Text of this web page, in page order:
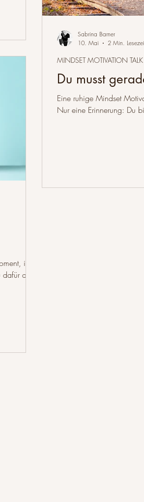
Du musst
Eine ruhige Mindset
Nur eine Erinnerung: Du
MINDSET MOTIVATION TALK
Sabrina Barner
10. Mai
2 Min.
in
da.